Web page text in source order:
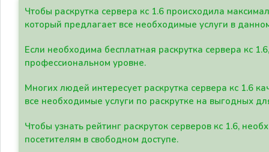
Чтобы раскрутка сервера кс 1.6 происходила
который предлагает все необходимые услуги в
Если необходима бесплатная раскрутка сервера кс
профессиональном уровне.
Многих людей интересует раскрутка сервера кс 1.6
все необходимые услуги по раскрутке на выгодных
Чтобы узнать рейтинг раскруток серверов кс 1.6,
посетителям в свободном доступе.